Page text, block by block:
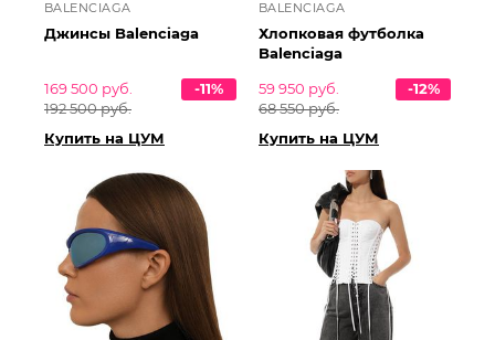
BALENCIAGA
Джинсы Balenciaga
169 500 руб.
192 500 руб.
-11%
Купить на ЦУМ
BALENCIAGA
Хлопковая футболка
Balenciaga
59 950 руб.
68 550 руб.
-12%
Купить на ЦУМ